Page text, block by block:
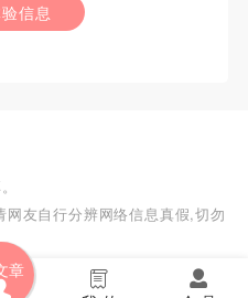
章
信息
友自行分辨网络信息真假,切勿